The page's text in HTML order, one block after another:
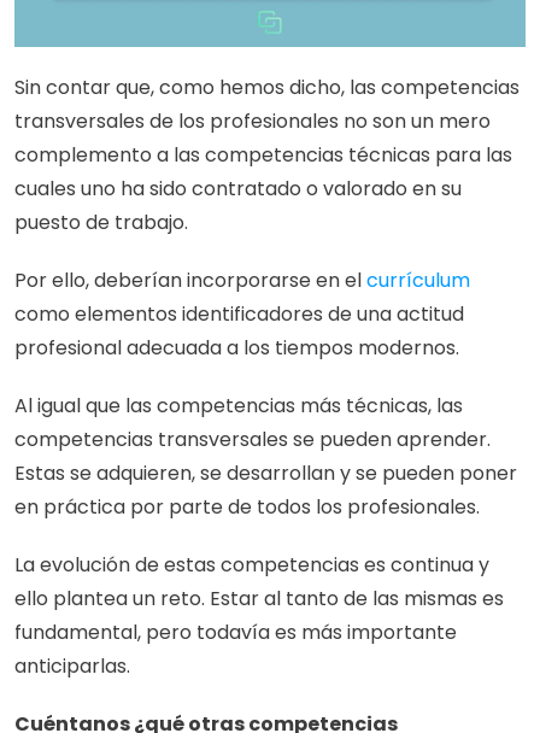
Sin contar que, como hemos dicho, las competencias
transversales de los profesionales no son un mero
complemento a las competencias técnicas para las
cuales uno ha sido contratado o valorado en su
puesto de trabajo.
Por ello, deberían incorporarse en el currículum
como elementos identificadores de una actitud
profesional adecuada a los tiempos modernos.
Al igual que las competencias más técnicas, las
competencias transversales se pueden aprender.
Estas se adquieren, se desarrollan y se pueden poner
en práctica por parte de todos los profesionales.
La evolución de estas competencias es continua y
ello plantea un reto. Estar al tanto de las mismas es
fundamental, pero todavía es más importante
anticiparlas.
Cuéntanos ¿qué otras competencias